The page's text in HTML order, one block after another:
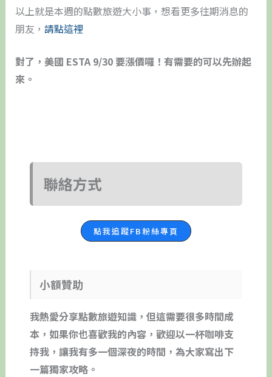
以上就是本週的點數旅遊大小事，想看更多往期消息的
朋友， 請點這裡
對了，美國 ESTA 9/30 要漲價囉！有需要的可以先辦起
來。
聯絡方式
點我追蹤FB粉絲專頁
小額贊助
我熱愛分享點數旅遊知識，但這需要很多時間成
本，如果你也喜歡我的內容，歡迎以一杯咖啡支
持我，讓我有多一個深夜的時間，為大家寫出下
一篇獨家攻略。